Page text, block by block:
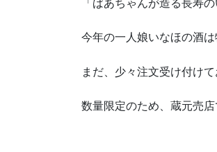
「ばあちゃんが造る長寿の
今年の一人娘いなほの酒
まだ、少々注文受け付けて
数量限定のため、蔵元売